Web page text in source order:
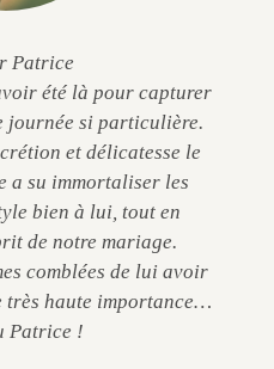
Patrice
été là pour capturer
journée si particulière.
et délicatesse le
a su immortaliser les
bien à lui, tout en
de notre mariage.
comblées de lui avoir
très haute importance…
Patrice !